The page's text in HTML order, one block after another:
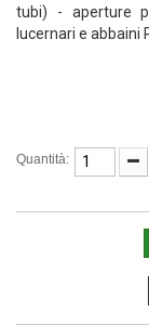
tubi) - aperture
lucernari e abbaini
Quantità: